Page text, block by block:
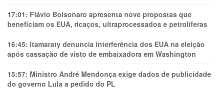
17:01: Flávio Bolsonaro apresenta nove propostas que
beneficiam os EUA, ricaços, ultraprocessados e petrolíferas
16:45: Itamaraty denuncia interferência dos EUA na eleição
após cassação de visto de embaixadora em Washington
15:57: Ministro André Mendonça exige dados de publicidade
do governo Lula a pedido do PL